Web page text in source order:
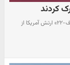
یک وبگاه ویژه امور هوانوردی از خارج شدن ۶ فروند جنگنده «اف-۲۲» ارتش آمریکا از